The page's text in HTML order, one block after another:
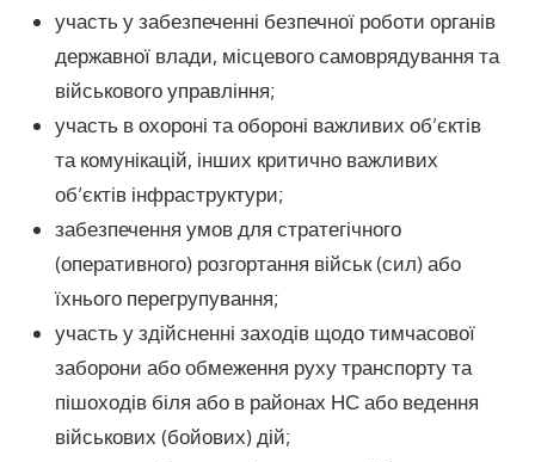
участь у забезпеченні безпечної роботи органів
державної влади, місцевого самоврядування та
військового управління;
участь в охороні та обороні важливих об’єктів
та комунікацій, інших критично важливих
об’єктів інфраструктури;
забезпечення умов для стратегічного
(оперативного) розгортання військ (сил) або
їхнього перегрупування;
участь у здійсненні заходів щодо тимчасової
заборони або обмеження руху транспорту та
пішоходів біля або в районах НС або ведення
військових (бойових) дій;